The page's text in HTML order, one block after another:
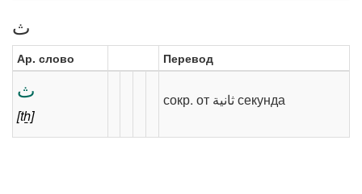
ث
Ар. слово Перевод
ث
[tẖ]
сокр. от ‎‫ثانية‬‎ секунда